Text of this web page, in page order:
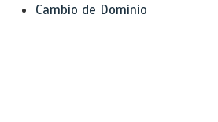
Cambio de Dominio